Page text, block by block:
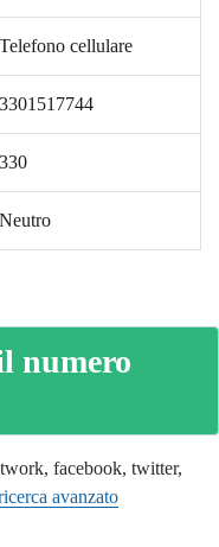
Telefono cellulare
3301517744
330
Neutro
numero
facebook, twitter,
avanzato